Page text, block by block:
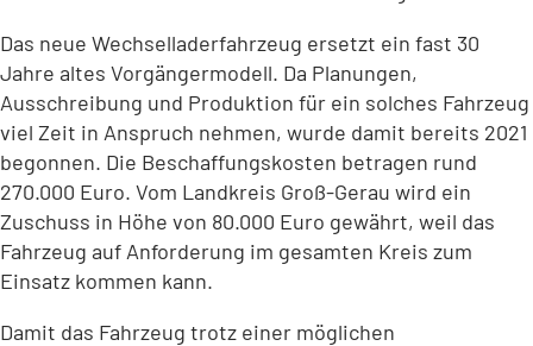
Das neue Wechselladerfahrzeug ersetzt ein fast 30
Jahre altes Vorgängermodell. Da Planungen,
Ausschreibung und Produktion für ein solches Fahrzeug
viel Zeit in Anspruch nehmen, wurde damit bereits 2021
begonnen. Die Beschaffungskosten betragen rund
270.000 Euro. Vom Landkreis Groß-Gerau wird ein
Zuschuss in Höhe von 80.000 Euro gewährt, weil das
Fahrzeug auf Anforderung im gesamten Kreis zum
Einsatz kommen kann.
Damit das Fahrzeug trotz einer möglichen